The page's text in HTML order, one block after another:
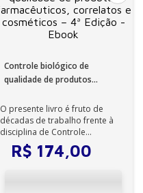
Controle biológico de
qualidade de produtos
cosméticos – 4ª Edição -
Ebook
O presente livro é fruto de
décadas de trabalho frente à
disciplina de Controle
Biolófigico de Qualidade de
Medicamentos...
R$ 174,00